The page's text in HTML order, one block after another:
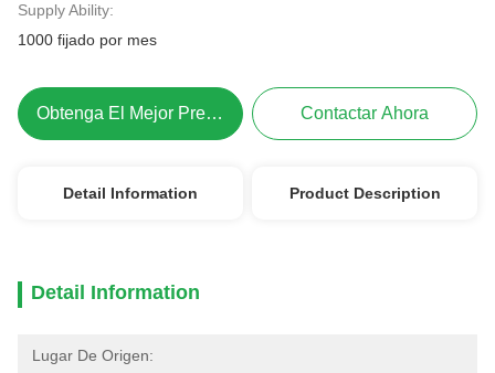
Supply Ability:
1000 fijado por mes
Obtenga El Mejor Precio Contactar Ahora
Detail Information Product Description
Detail Information
Lugar De Origen: